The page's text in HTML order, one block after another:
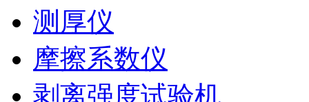
测厚仪
摩擦系数仪
剥离强度试验机